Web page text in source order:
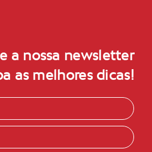
a nossa newsletter
as melhores dicas!